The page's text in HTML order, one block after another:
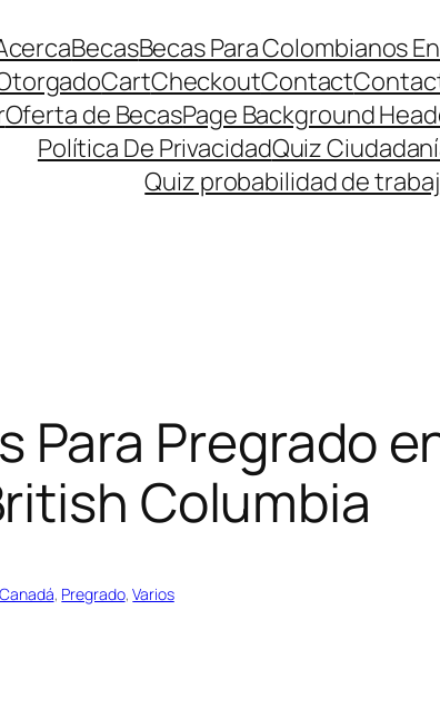
BecasBecas Para Colombianos
CartCheckoutContact
Oferta de BecasPage Background
Política De PrivacidadQuiz
Quiz probabilidad de
Para Pregrado
Columbia
Canadá, Pregrado, Varios